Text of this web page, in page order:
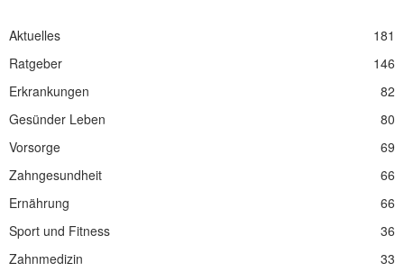
Aktuelles
181
Ratgeber
146
Erkrankungen
82
Gesünder Leben
80
Vorsorge
69
Zahngesundheit
66
Ernährung
66
Sport und Fitness
36
Zahnmedizin
33